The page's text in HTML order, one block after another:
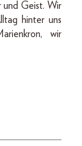
und Geist. Wir
hinter uns
wir